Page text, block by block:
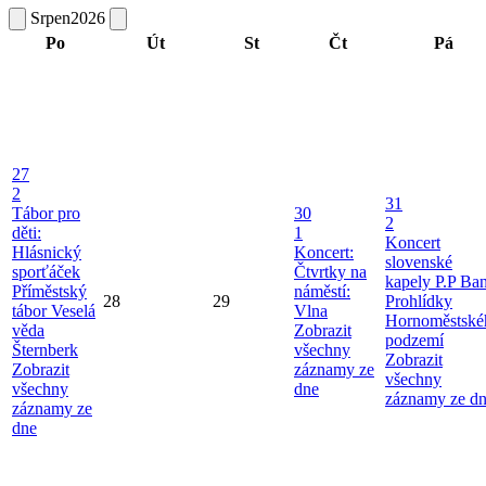
Srpen2026
Po
Út St Čt Pá
27
2
Tábor pro
děti:
Hlásnický
sporťáček
Příměstský
tábor Veselá
věda
Šternberk
Zobrazit
všechny
záznamy ze
dne
28 29
30
1
Koncert:
Čtvrtky na
náměstí:
Vlna
Zobrazit
všechny
záznamy ze
dne
31
2
Koncert
slovenské
kapely P.P
Prohlídky
podzemí
Zobrazit
všechny
záznamy ze